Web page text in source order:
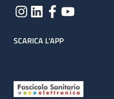
SCARICA L'APP